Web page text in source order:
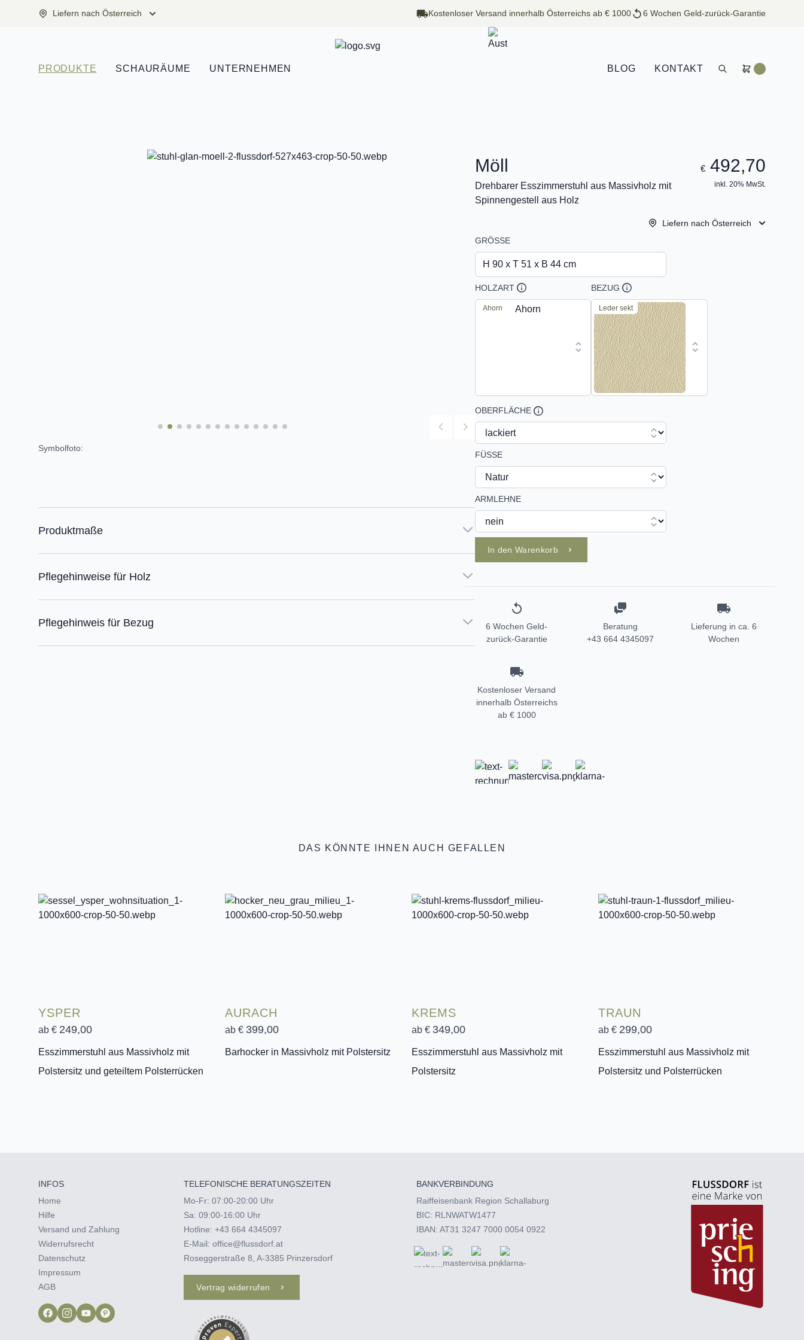
Liefern nach Österreich Kostenloser Versand innerhalb Österreichs ab € 1000 6 Wochen Geld-zurück-Garantie
PRODUKTE SCHAURÄUME UNTERNEHMEN BLOG KONTAKT
Symbolfoto:
Produktmaße
Pflegehinweise für Holz
Pflegehinweis für Bezug
Möll
Drehbarer Esszimmerstuhl aus Massivholz mit
Spinnengestell aus Holz
€ 492,70
inkl. 20% MwSt.
Liefern nach Österreich
GRÖSSE
H 90 x T 51 x B 44 cm
HOLZART
Ahorn
BEZUG
Leder sekt
OBERFLÄCHE
FÜSSE
ARMLEHNE
In den Warenkorb
6 Wochen Geld-
zurück-Garantie
Beratung
+43 664 4345097
Lieferung in ca. 6
Wochen
Kostenloser Versand
innerhalb Österreichs
ab € 1000
DAS KÖNNTE IHNEN AUCH GEFALLEN
YSPER
ab € 249,00
Esszimmerstuhl aus Massivholz mit
Polstersitz und geteiltem Polsterrücken
AURACH
ab € 399,00
Barhocker in Massivholz mit Polstersitz
KREMS
ab € 349,00
Esszimmerstuhl aus Massivholz mit
Polstersitz
TRAUN
ab € 299,00
Esszimmerstuhl aus Massivholz mit
Polstersitz und Polsterrücken
INFOS
Home
Hilfe
Versand und Zahlung
Widerrufsrecht
Datenschutz
Impressum
AGB
TELEFONISCHE BERATUNGSZEITEN
Mo-Fr: 07:00-20:00 Uhr
Sa: 09:00-16:00 Uhr
Hotline:+43 664 4345097‬
E-Mail:office@flussdorf.at
Roseggerstraße 8, A-3385 Prinzersdorf
Vertrag widerrufen
BANKVERBINDUNG
Raiffeisenbank Region Schallaburg
BIC: RLNWATW1477
IBAN: AT31 3247 7000 0054 0922